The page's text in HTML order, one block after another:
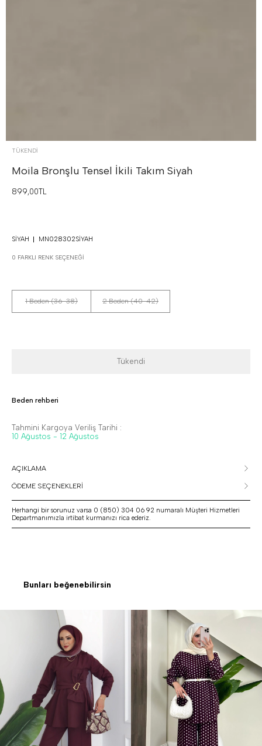
TÜKENDI
Moila Bronşlu Tensel İkili Takım Siyah
899,00TL
SIYAH MN028302SIYAH
0 FARKLI RENK SEÇENEĞI
1 Beden (36-38) 2 Beden (40-42)
Tükendi
Beden rehberi
Tahmini Kargoya Veriliş Tarihi :
10 Ağustos - 12 Ağustos
AÇIKLAMA
ÖDEME SEÇENEKLERİ
Herhangi bir sorunuz varsa 0 (850) 304 06 92 numaralı Müşteri Hizmetleri
Departmanımızla irtibat kurmanızı rica ederiz.
Bunları beğenebilirsin